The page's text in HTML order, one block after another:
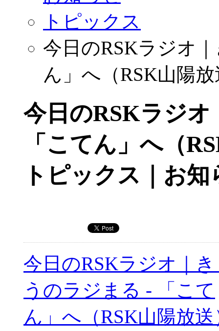
トピックス
今日のRSKラジオ
ん」へ（RSK山陽
今日のRSKラジ
「こてん」へ（
トピックス｜お知
今日のRSKラジオ｜
うのラジまる - 「こて
ん」へ（RSK山陽放送